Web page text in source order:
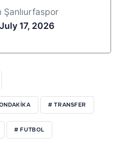
Şanlıurfaspor
July 17, 2026
# TRANSFER
# FUTBOL